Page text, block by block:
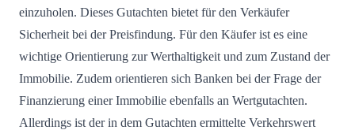
einzuholen. Dieses Gutachten bietet für den Verkäufer
Sicherheit bei der Preisfindung. Für den Käufer ist es eine
wichtige Orientierung zur Werthaltigkeit und zum Zustand der
Immobilie. Zudem orientieren sich Banken bei der Frage der
Finanzierung einer Immobilie ebenfalls an Wertgutachten.
Allerdings ist der in dem Gutachten ermittelte Verkehrswert